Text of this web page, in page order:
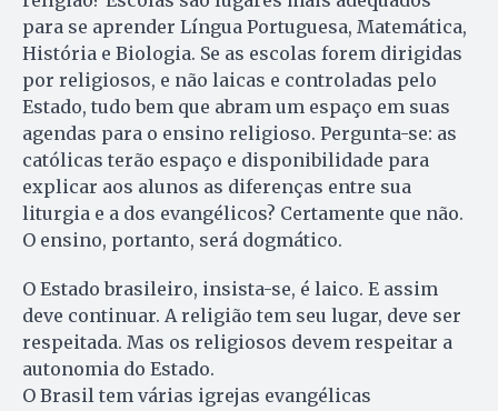
para se aprender Língua Portuguesa, Matemática,
História e Biologia. Se as escolas forem dirigidas
por religiosos, e não laicas e controladas pelo
Estado, tudo bem que abram um espaço em suas
agendas para o ensino religioso. Pergunta-se: as
católicas terão espaço e disponibilidade para
explicar aos alunos as diferenças entre sua
liturgia e a dos evangélicos? Certamente que não.
O ensino, portanto, será dogmático.
O Estado brasileiro, insista-se, é laico. E assim
deve continuar. A religião tem seu lugar, deve ser
respeitada. Mas os religiosos devem respeitar a
autonomia do Estado.
O Brasil tem várias igrejas evangélicas